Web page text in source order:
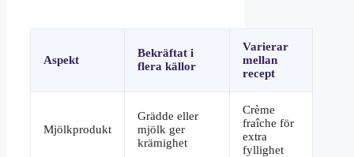
Aspekt
Bekräftat i
flera källor
Varierar
mellan
recept
Mjölkprodukt
Grädde eller
mjölk ger
krämighet
Crème
fraîche för
extra
fyllighet